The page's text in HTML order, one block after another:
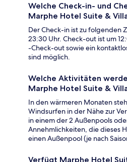
Welche Check-in- und
Marphe Hotel Suite &
Der Check-in ist zu folgenden
23:30 Uhr. Check-out ist um
-Check-out sowie ein
sind möglich.
Welche Aktivitäten
Marphe Hotel Suite &
In den wärmeren Monaten
Windsurfen in der Nähe zur
in einem der 2 Außenpools
Annehmlichkeiten, die dieses
einen Außenpool (je nach
Verfügt Marphe Hotel